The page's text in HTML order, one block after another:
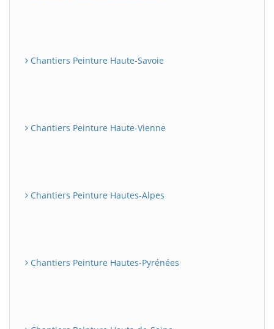
Chantiers Peinture Haute-Savoie
Chantiers Peinture Haute-Vienne
Chantiers Peinture Hautes-Alpes
Chantiers Peinture Hautes-Pyrénées